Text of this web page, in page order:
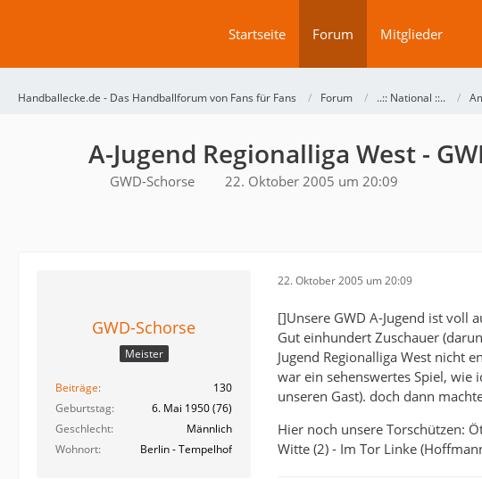
Startseite Forum Mitglieder
Handballecke.de - Das Handballforum von Fans für Fans Forum ..:: National ::..
A-Jugend Regionalliga West -
GWD-Schorse 22. Oktober 2005 um 20:09
GWD-Schorse
Meister
Beiträge
130
Geburtstag
6. Mai 1950 (76)
Geschlecht
Männlich
Wohnort
Berlin - Tempelhof
22. Oktober 2005 um 20:09
[]Unsere GWD A-Jugend ist voll
Gut einhundert Zuschauer
Jugend Regionalliga West nicht
war ein sehenswertes Spiel, wie
unseren Gast). doch dann
Hier noch unsere Torschützen:
Witte (2) - Im Tor Linke